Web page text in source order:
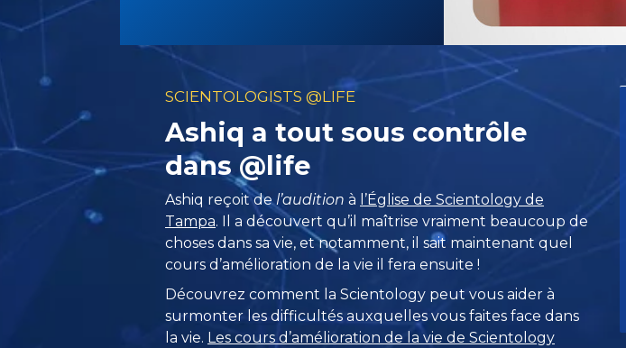
SCIENTOLOGISTS @LIFE
Ashiq a tout sous contrôle
dans @life
Ashiq reçoit del’audition à l’Église de Scientology de
Tampa. Il a découvert qu’il maîtrise vraiment beaucoup de
choses dans sa vie, et notamment, il sait maintenant quel
cours d’amélioration de la vie il fera ensuite !
Découvrez comment la Scientology peut vous aider à
surmonter les difficultés auxquelles vous faites face dans
la vie. Les cours d’amélioration de la vie de Scientology